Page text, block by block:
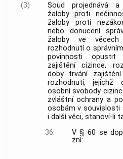
(3)
Soud projednává a
žaloby proti
žaloby proti
nebo donucení
žaloby ve věcech
rozhodnutí o
povinnosti
zajištění cizince,
doby trvání
rozhodnutí, jejichž
osobní svobody
zvláštní ochrany a
osobám v souvislosti
i další věci, stanoví-li
36.
V § 60 se
zní: